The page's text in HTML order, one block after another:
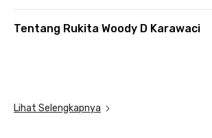
Tentang Rukita Woody D Karawaci
Lihat Selengkapnya